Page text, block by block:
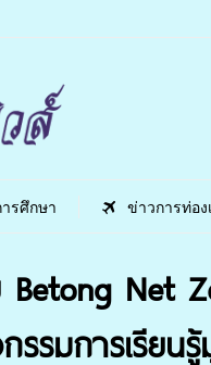
รศึกษา ข่าวการท่อง
Net
มการเรียนรู้